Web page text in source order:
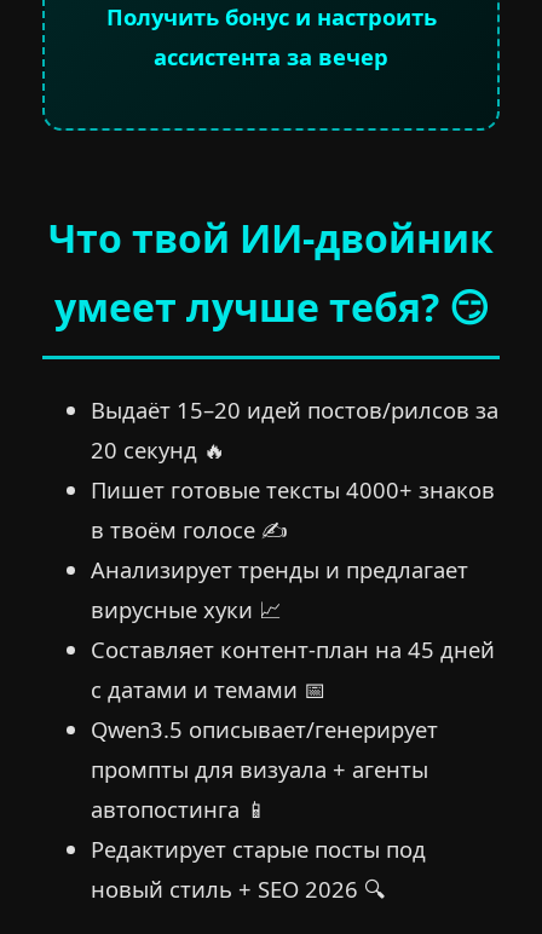
Получить бонус и настроить
ассистента за вечер
Что твой ИИ-двойник
умеет лучше тебя? 😏
Выдаёт 15–20 идей постов/рилсов за
20 секунд 🔥
Пишет готовые тексты 4000+ знаков
в твоём голосе ✍️
Анализирует тренды и предлагает
вирусные хуки 📈
Составляет контент-план на 45 дней
с датами и темами 📅
Qwen3.5 описывает/генерирует
промпты для визуала + агенты
автопостинга 📱
Редактирует старые посты под
новый стиль + SEO 2026 🔍